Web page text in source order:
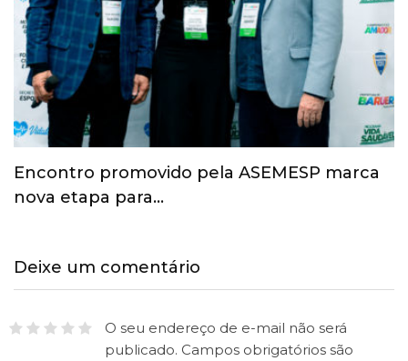
Esporte ganha espaço na agenda
econômica e mobiliza…
Deixe um comentário
O seu endereço de e-mail não será
publicado. Campos obrigatórios são